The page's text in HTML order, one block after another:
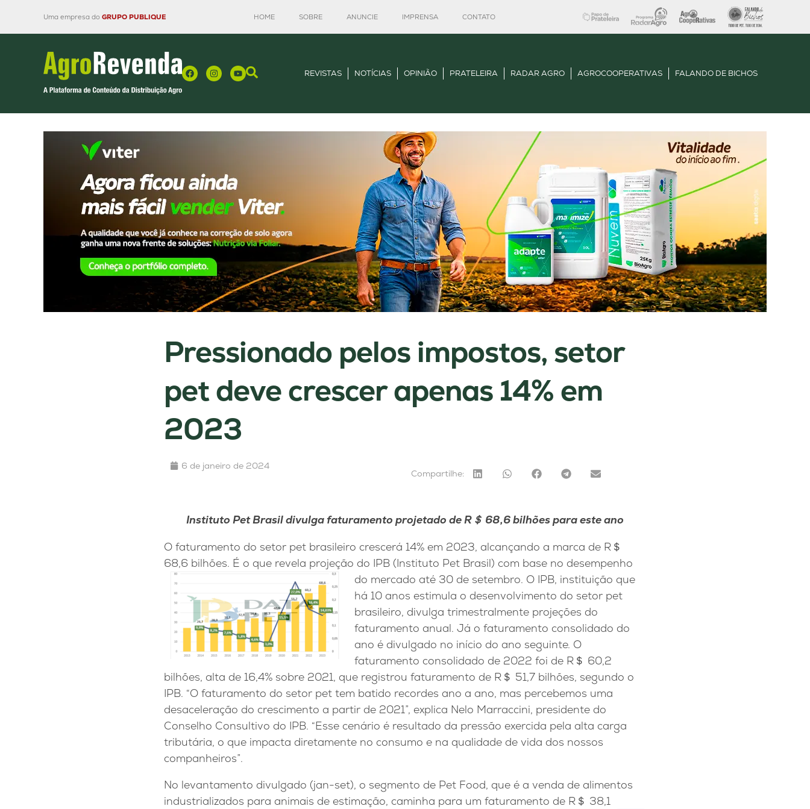
Uma empresa do GRUPO PUBLIQUE HOME SOBRE ANUNCIE IMPRENSA CONTATO
REVISTAS NOTÍCIAS OPINIÃO PRATELEIRA RADAR AGRO AGROCOOPERATIVAS FALANDO DE BICHOS
Pressionado pelos impostos, setor
pet deve crescer apenas 14% em
2023
6 de janeiro de 2024
Compartilhe:
Instituto Pet Brasil divulga faturamento projetado de R ＄ 68,6 bilhões para este ano
O faturamento do setor pet brasileiro crescerá 14% em 2023, alcançando a marca de R＄
68,6 bilhões. É o que revela projeção do IPB (Instituto Pet Brasil) com base no desempenho
do mercado até 30 de setembro. O IPB, instituição que
há 10 anos estimula o desenvolvimento do setor pet
brasileiro, divulga trimestralmente projeções do
faturamento anual. Já o faturamento consolidado do
ano é divulgado no início do ano seguinte. O
faturamento consolidado de 2022 foi de R＄ 60,2
bilhões, alta de 16,4% sobre 2021, que registrou faturamento de R＄ 51,7 bilhões, segundo o
IPB. “O faturamento do setor pet tem batido recordes ano a ano, mas percebemos uma
desaceleração do crescimento a partir de 2021”, explica Nelo Marraccini, presidente do
Conselho Consultivo do IPB. “Esse cenário é resultado da pressão exercida pela alta carga
tributária, o que impacta diretamente no consumo e na qualidade de vida dos nossos
companheiros”.
No levantamento divulgado (jan-set), o segmento de Pet Food, que é a venda de alimentos
industrializados para animais de estimação, caminha para um faturamento de R＄ 38,1